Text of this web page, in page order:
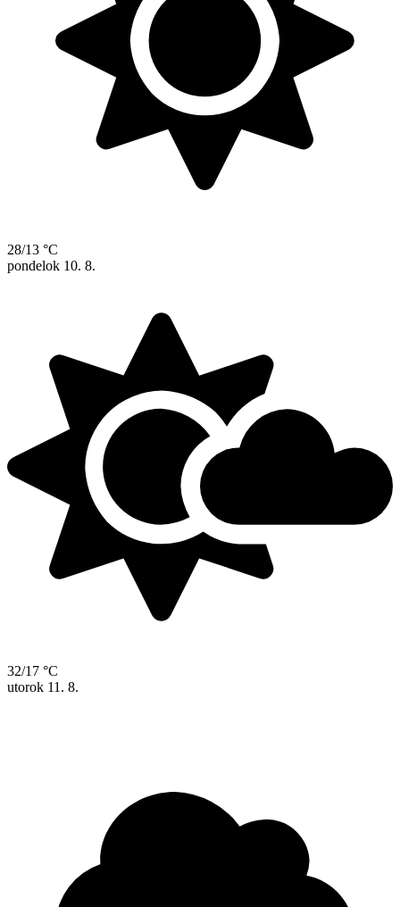
28/13 °C
pondelok 10. 8.
32/17 °C
utorok 11. 8.